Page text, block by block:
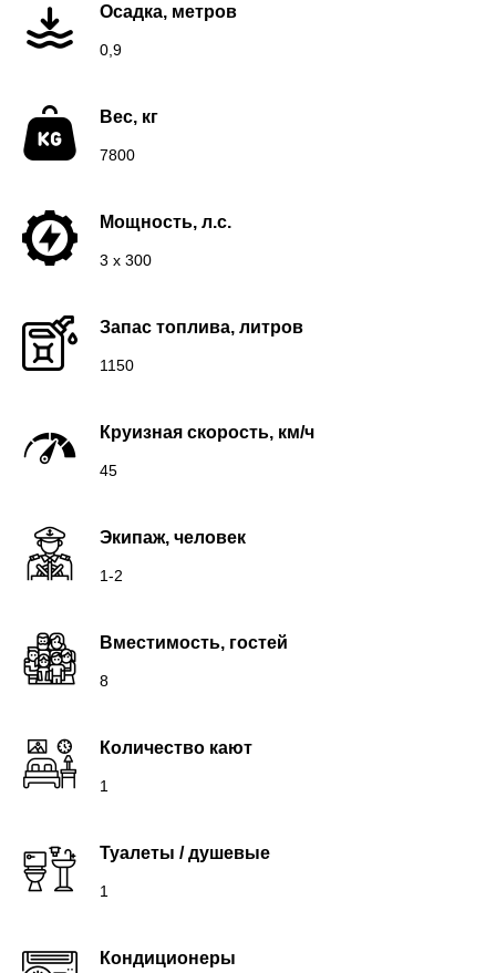
Осадка, метров
0,9
Вес, кг
7800
Мощность, л.с.
3 x 300
Запас топлива, литров
1150
Круизная скорость, км/ч
45
Экипаж, человек
1-2
Вместимость, гостей
8
Количество кают
1
Туалеты / душевые
1
Кондиционеры